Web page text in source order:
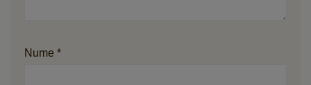
Nume *